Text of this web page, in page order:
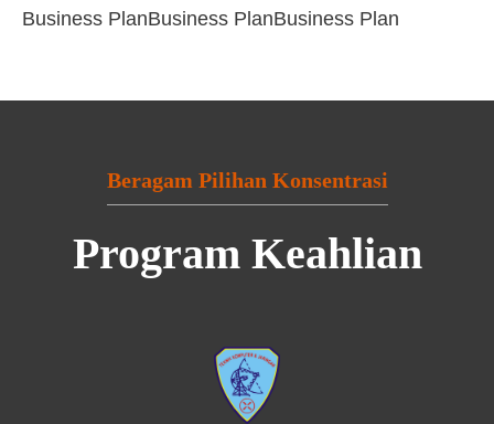
Business PlanBusiness PlanBusiness Plan
Beragam Pilihan Konsentrasi
Program Keahlian